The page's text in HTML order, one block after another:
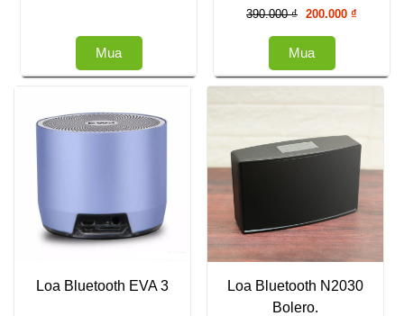
Mua
390.000₫ Giá
390.000 ₫.
200.000₫
200.000
Mua
Loa Bluetooth EVA 3
Loa Bluetooth N2030
Bolero.